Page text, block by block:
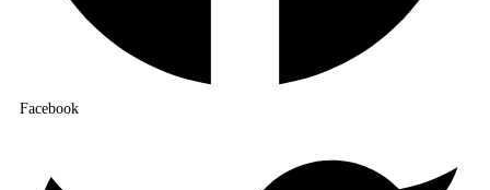
Facebook